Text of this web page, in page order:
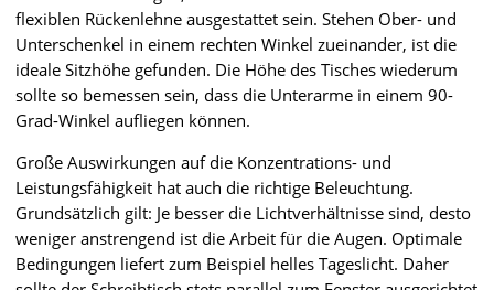
flexiblen Rückenlehne ausgestattet sein. Stehen Ober- und
Unterschenkel in einem rechten Winkel zueinander, ist die
ideale Sitzhöhe gefunden. Die Höhe des Tisches wiederum
sollte so bemessen sein, dass die Unterarme in einem 90-
Grad-Winkel aufliegen können.
Große Auswirkungen auf die Konzentrations- und
Leistungsfähigkeit hat auch die richtige Beleuchtung.
Grundsätzlich gilt: Je besser die Lichtverhältnisse sind, desto
weniger anstrengend ist die Arbeit für die Augen. Optimale
Bedingungen liefert zum Beispiel helles Tageslicht. Daher